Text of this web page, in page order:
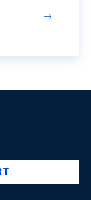
swiss-national-